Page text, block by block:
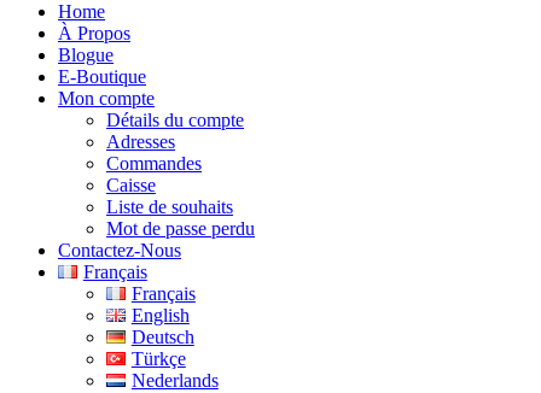
Home
À Propos
Blogue
E-Boutique
Mon compte
Détails du compte
Adresses
Commandes
Caisse
Liste de souhaits
Mot de passe perdu
Contactez-Nous
Français
Français
English
Deutsch
Türkçe
Nederlands